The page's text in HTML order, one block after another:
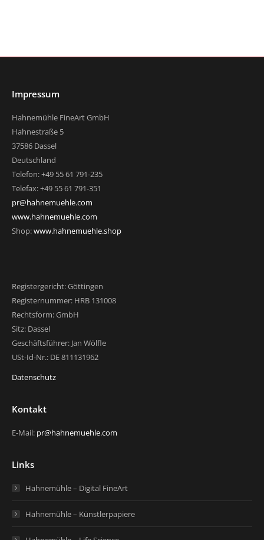
Impressum
Hahnemühle FineArt GmbH
Hahnestraße 5
37586 Dassel
Deutschland
Telefon: +49 55 61 791-235
Telefax: +49 55 61 791-351
pr@hahnemuehle.com
www.hahnemuehle.com
Shop:www.hahnemuehle.shop
Registergericht: Göttingen
Registernummer: HRB 131008
Rechtsform: GmbH
Sitz: Dassel
Geschäftsführer: Jan Wölfle
USt-Id-Nr.: DE 811131962
Datenschutz
Kontakt
E-Mail: pr@hahnemuehle.com
Links
Hahnemühle – Digital FineArt
Hahnemühle – Künstlerpapiere